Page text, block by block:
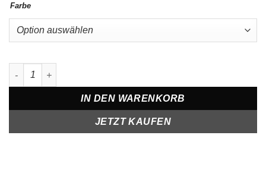
Farbe
Kapuzen Hoodie Oversize in Destroyed Look Menge
IN DEN WARENKORB
JETZT KAUFEN